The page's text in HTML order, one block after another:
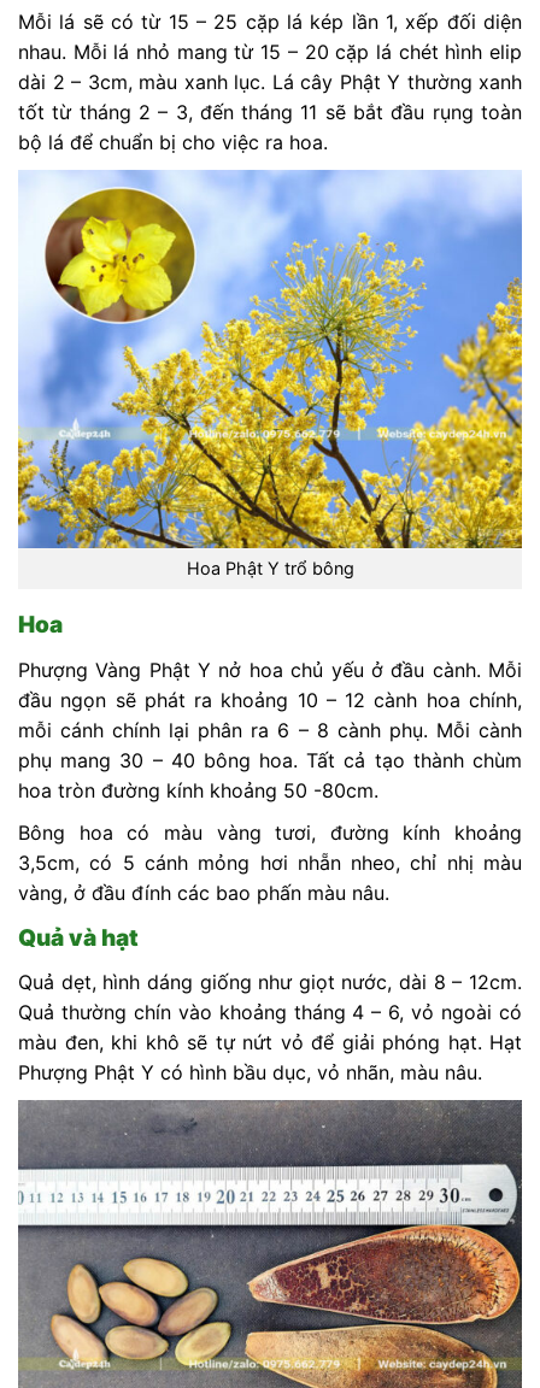
Mỗi lá sẽ có từ 15 – 25 cặp lá kép lần 1, xếp đối diện
nhau. Mỗi lá nhỏ mang từ 15 – 20 cặp lá chét hình elip
dài 2 – 3cm, màu xanh lục. Lá cây Phật Y thường xanh
tốt từ tháng 2 – 3, đến tháng 11 sẽ bắt đầu rụng toàn
bộ lá để chuẩn bị cho việc ra hoa.
Hoa Phật Y trổ bông
Hoa
Phượng Vàng Phật Y nở hoa chủ yếu ở đầu cành. Mỗi
đầu ngọn sẽ phát ra khoảng 10 – 12 cành hoa chính,
mỗi cánh chính lại phân ra 6 – 8 cành phụ. Mỗi cành
phụ mang 30 – 40 bông hoa. Tất cả tạo thành chùm
hoa tròn đường kính khoảng 50 -80cm.
Bông hoa có màu vàng tươi, đường kính khoảng
3,5cm, có 5 cánh mỏng hơi nhẵn nheo, chỉ nhị màu
vàng, ở đầu đính các bao phấn màu nâu.
Quả và hạt
Quả dẹt, hình dáng giống như giọt nước, dài 8 – 12cm.
Quả thường chín vào khoảng tháng 4 – 6, vỏ ngoài có
màu đen, khi khô sẽ tự nứt vỏ để giải phóng hạt. Hạt
Phượng Phật Y có hình bầu dục, vỏ nhãn, màu nâu.